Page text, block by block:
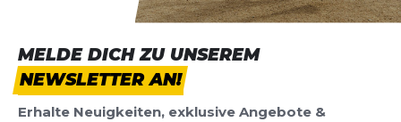
MELDE DICH ZU UNSEREM
NEWSLETTER AN!
Erhalte Neuigkeiten, exklusive Angebote &